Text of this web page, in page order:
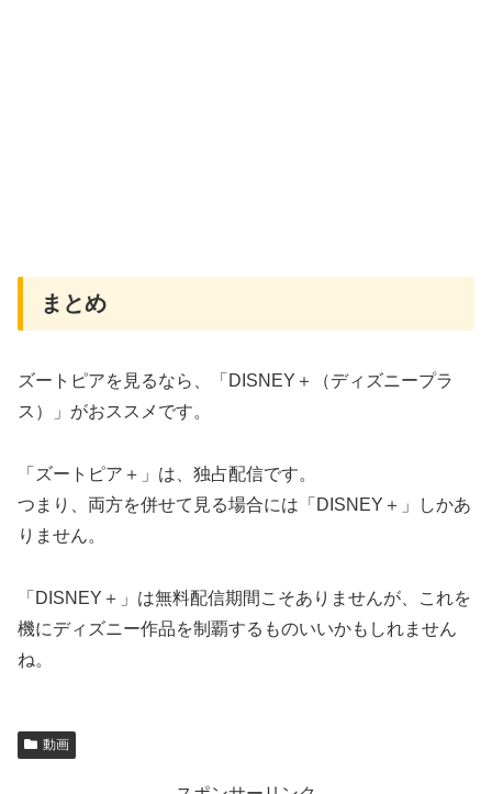
まとめ
ズートピアを見るなら、「DISNEY＋（ディズニープラ
ス）」がおススメです。
「ズートピア＋」は、独占配信です。
つまり、両方を併せて見る場合には「DISNEY＋」しかあ
りません。
「DISNEY＋」は無料配信期間こそありませんが、これを
機にディズニー作品を制覇するものいいかもしれません
ね。
動画